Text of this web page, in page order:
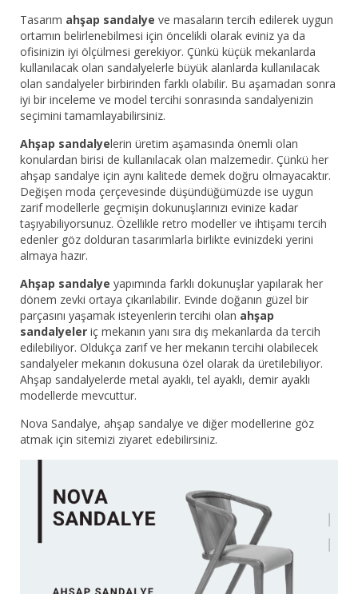
Tasarım ahşap sandalye ve masaların tercih edilerek uygun
ortamın belirlenebilmesi için öncelikli olarak eviniz ya da
ofisinizin iyi ölçülmesi gerekiyor. Çünkü küçük mekanlarda
kullanılacak olan sandalyelerle büyük alanlarda kullanılacak
olan sandalyeler birbirinden farklı olabilir. Bu aşamadan sonra
iyi bir inceleme ve model tercihi sonrasında sandalyenizin
seçimini tamamlayabilirsiniz.
Ahşap sandalyelerin üretim aşamasında önemli olan
konulardan birisi de kullanılacak olan malzemedir. Çünkü her
ahşap sandalye için aynı kalitede demek doğru olmayacaktır.
Değişen moda çerçevesinde düşündüğümüzde ise uygun
zarif modellerle geçmişin dokunuşlarınızı evinize kadar
taşıyabiliyorsunuz. Özellikle retro modeller ve ihtişamı tercih
edenler göz dolduran tasarımlarla birlikte evinizdeki yerini
almaya hazır.
Ahşap sandalye yapımında farklı dokunuşlar yapılarak her
dönem zevki ortaya çıkarılabilir. Evinde doğanın güzel bir
parçasını yaşamak isteyenlerin tercihi olan ahşap
sandalyeler iç mekanın yanı sıra dış mekanlarda da tercih
edilebiliyor. Oldukça zarif ve her mekanın tercihi olabilecek
sandalyeler mekanın dokusuna özel olarak da üretilebiliyor.
Ahşap sandalyelerde metal ayaklı, tel ayaklı, demir ayaklı
modellerde mevcuttur.
Nova Sandalye, ahşap sandalye ve diğer modellerine göz
atmak için sitemizi ziyaret edebilirsiniz.